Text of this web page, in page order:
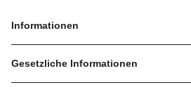
Informationen
Gesetzliche Informationen